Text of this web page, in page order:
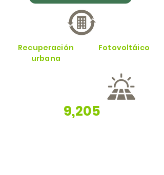
Recuperación
urbana
Fotovoltáico
9,205